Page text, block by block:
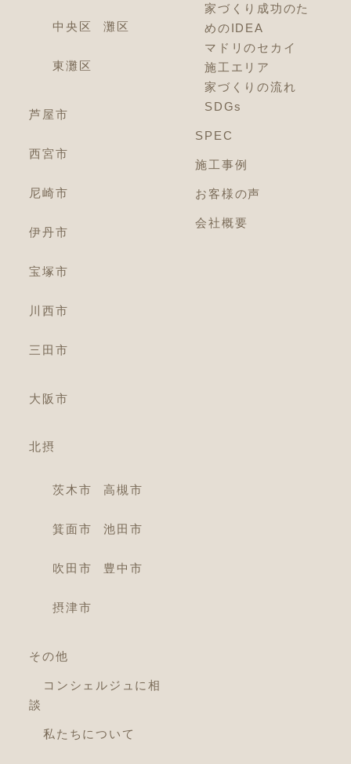
中央区 灘区
東灘区
芦屋市
西宮市
尼崎市
伊丹市
宝塚市
川西市
三田市
大阪市
北摂
茨木市 高槻市
箕面市 池田市
吹田市 豊中市
摂津市
その他
コンシェルジュに相
談
私たちについて
家づくり成功のた
めのIDEA
マドリのセカイ
施工エリア
家づくりの流れ
SDGs
SPEC
施工事例
お客様の声
会社概要